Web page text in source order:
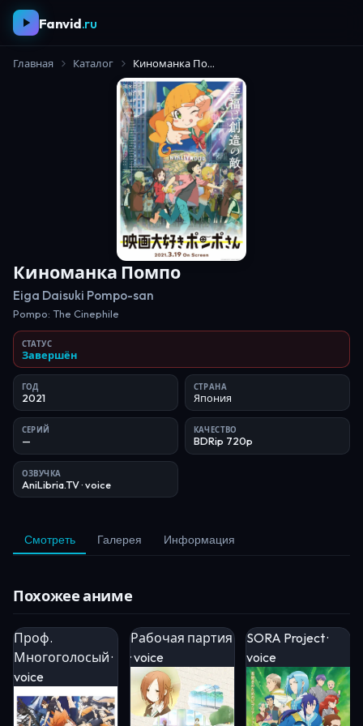
Fanvid.ru
Главная Каталог Киноманка Помпо
Киноманка Помпо
Eiga Daisuki Pompo-san
Pompo: The Cinephile
СТАТУС
Завершён
ГОД
2021
СТРАНА
Япония
СЕРИЙ
—
КАЧЕСТВО
BDRip 720p
ОЗВУЧКА
AniLibria.TV· voice
Смотреть Галерея Информация
Похожее аниме
Проф.
Многоголосый ·
voice
Рабочая партия
· voice
SORA Project ·
voice